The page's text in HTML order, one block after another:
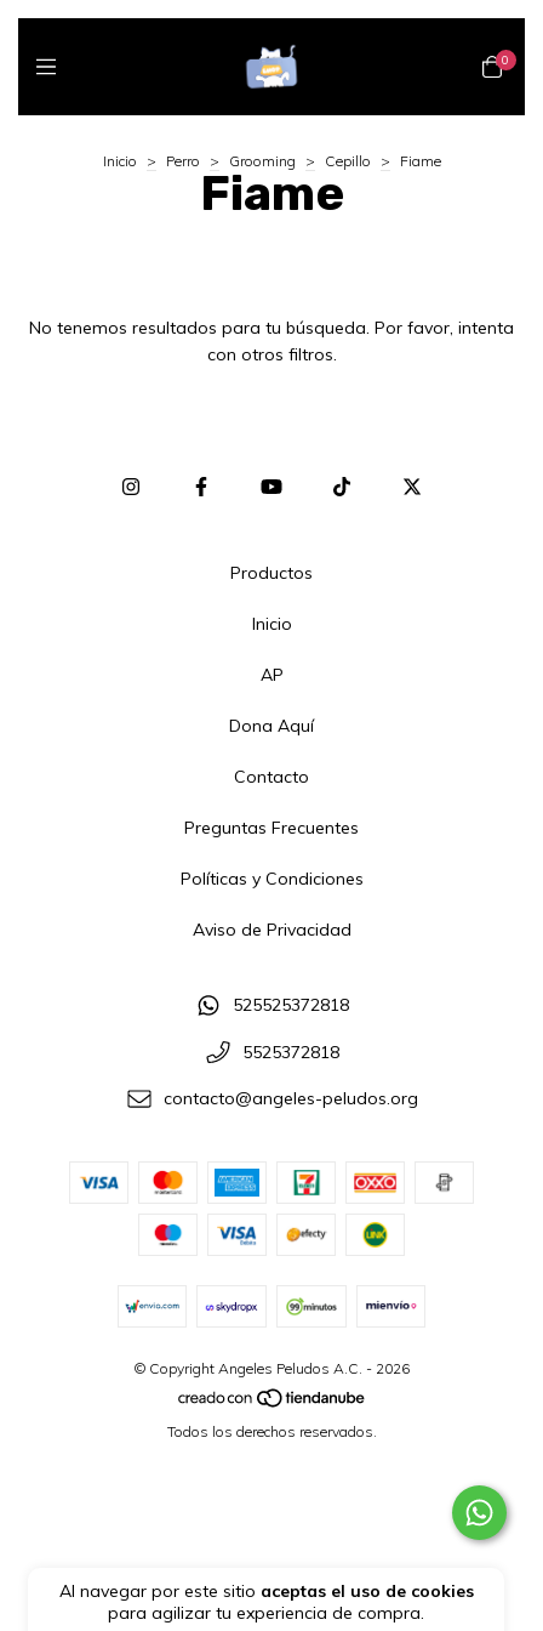
0
Al navegar por este sitio aceptas el uso de cookies
para agilizar tu experiencia de compra.
Inicio > Perro > Grooming > Cepillo > Fiame
Fiame
No tenemos resultados para tu búsqueda. Por favor, intenta
con otros filtros.
Productos
Inicio
AP
Dona Aquí
Contacto
Preguntas Frecuentes
Políticas y Condiciones
Aviso de Privacidad
525525372818
5525372818
contacto@angeles-peludos.org
© Copyright Angeles Peludos A.C. - 2026
Todos los derechos reservados.